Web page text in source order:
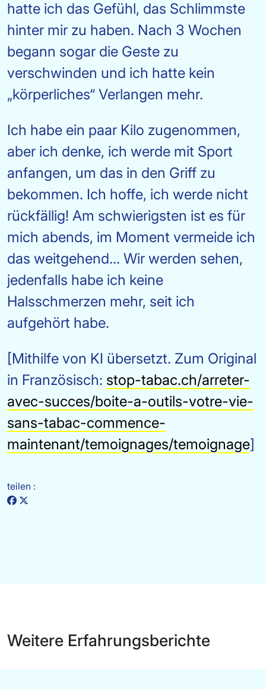
hatte ich das Gefühl, das Schlimmste
hinter mir zu haben. Nach 3 Wochen
begann sogar die Geste zu
verschwinden und ich hatte kein
„körperliches“ Verlangen mehr.
Ich habe ein paar Kilo zugenommen,
aber ich denke, ich werde mit Sport
anfangen, um das in den Griff zu
bekommen. Ich hoffe, ich werde nicht
rückfällig! Am schwierigsten ist es für
mich abends, im Moment vermeide ich
das weitgehend... Wir werden sehen,
jedenfalls habe ich keine
Halsschmerzen mehr, seit ich
aufgehört habe.
[Mithilfe von KI übersetzt. Zum Original
in Französisch: stop-tabac.ch/arreter-
avec-succes/boite-a-outils-votre-vie-
sans-tabac-commence-
maintenant/temoignages/temoignage]
teilen :
Weitere Erfahrungsberichte